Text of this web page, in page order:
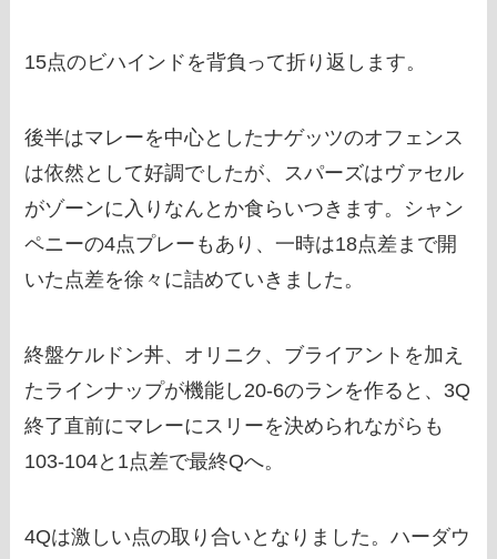
15点のビハインドを背負って折り返します。
後半はマレーを中心としたナゲッツのオフェンス
は依然として好調でしたが、スパーズはヴァセル
がゾーンに入りなんとか食らいつきます。シャン
ペニーの4点プレーもあり、一時は18点差まで開
いた点差を徐々に詰めていきました。
終盤ケルドン丼、オリニク、ブライアントを加え
たラインナップが機能し20-6のランを作ると、3Q
終了直前にマレーにスリーを決められながらも
103-104と1点差で最終Qへ。
4Qは激しい点の取り合いとなりました。ハーダウ